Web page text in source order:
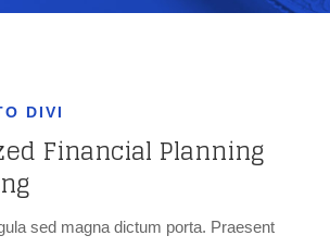
DIVI
Financial Planning
sed magna dictum porta. Praesent